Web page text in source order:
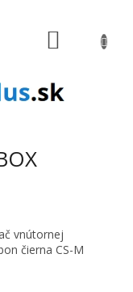
vnútornej
čierna CS-M